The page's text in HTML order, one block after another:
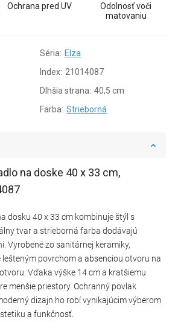
Ochrana pred UV
Odolnosť voči
matovaniu
Séria: Elza
Index: 21014087
Dlhšia strana: 40,5 cm
Farba: Strieborná
na doske 40 x 33 cm,
dosku 40 x 33 cm kombinuje štýl s
tvar a strieborná farba dodávajú
Vyrobené zo sanitárnej keramiky,
povrchom a absenciou otvoru na
Vďaka výške 14 cm a kratšiemu
menšie priestory. Ochranný povlak
dizajn ho robí vynikajúcim výberom
a funkčnosť.